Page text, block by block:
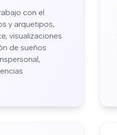
con el
y arquetipos,
visualizaciones
de sueños